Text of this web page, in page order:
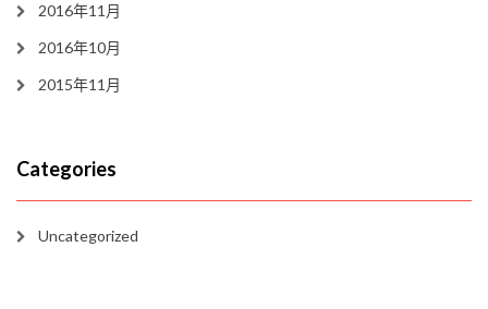
2016年11月
2016年10月
2015年11月
Categories
Uncategorized